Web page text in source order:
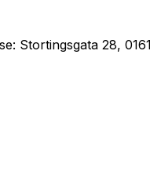
Stortingsgata 28,